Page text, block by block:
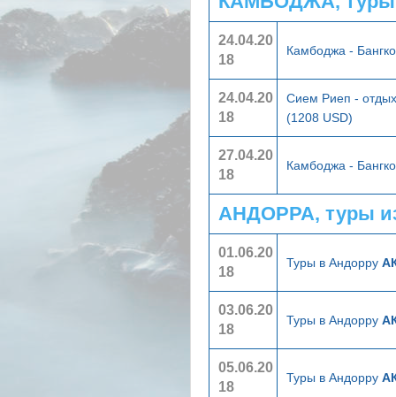
24.04.20
18
Камбоджа -
24.04.20
18
Сием Риеп -
(1208 USD)
27.04.20
18
Камбоджа -
АНДОРРА, туры
01.06.20
18
Туры в Андорру
03.06.20
18
Туры в Андорру
05.06.20
18
Туры в Андорру